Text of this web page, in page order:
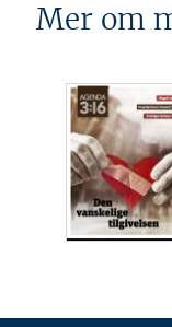
Mer om